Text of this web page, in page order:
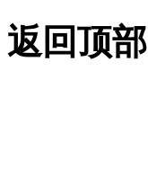
返回顶部